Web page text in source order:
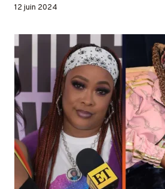
12 juin 2024